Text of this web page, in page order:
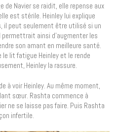
de Navier se raidit, elle repense aux
est stérile. Heinley lui explique
il peut seulement être utilisé si un
ainsi d’augmenter les
son amant en meilleure santé.
le lit fatigue Heinley et le rende
Heinley la rassure.
à voir Heinley. Au même moment,
sœur. Rashta commence à
ne se laisse pas faire. Puis Rashta
infertile.